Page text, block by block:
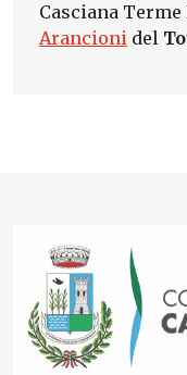
Casciana
Arancioni del